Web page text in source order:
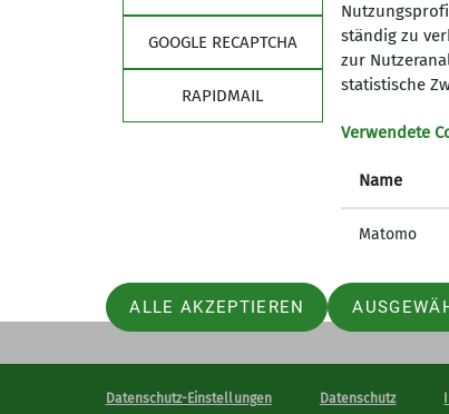
Sektion
Für Vielfalt, Akzeptanz und Offenheit
Mitglied werden
Datenschutz-Einstellungen Datenschutz
GOOGLE RECAPTCHA
RAPIDMAIL
ständig zu
zur
statistische
Verwendete
Name
Matomo
ALLE AKZEPTIEREN